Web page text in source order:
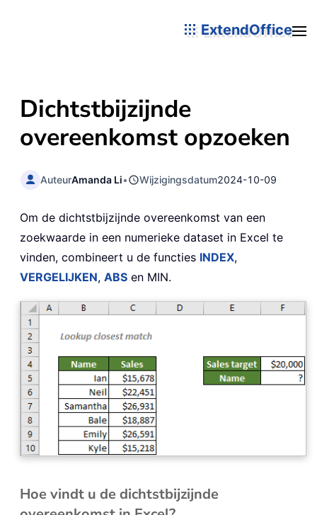
ExtendOffice
Dichtstbijzijnde
overeenkomst opzoeken
AuteurAmanda Li• Wijzigingsdatum2024-10-09
Om de dichtstbijzijnde overeenkomst van een
zoekwaarde in een numerieke dataset in Excel te
vinden, combineert u de functies INDEX,
VERGELIJKEN, ABS en MIN.
Hoe vindt u de dichtstbijzijnde